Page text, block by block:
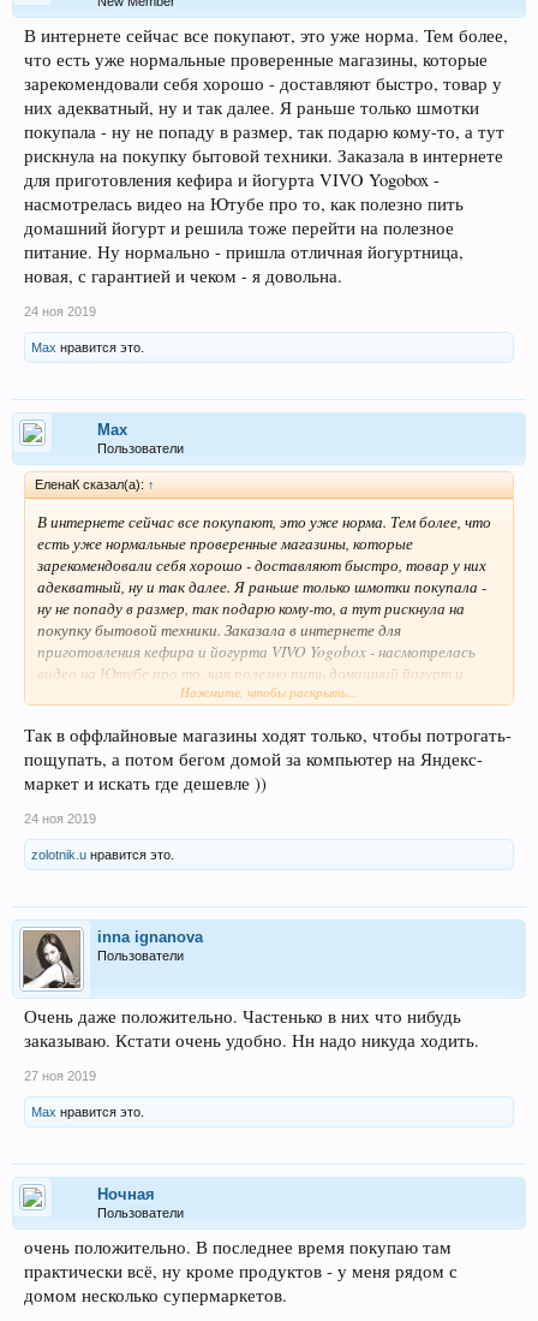
В интернете сейчас все покупают, это уже норма. Тем более,
что есть уже нормальные проверенные магазины, которые
зарекомендовали себя хорошо - доставляют быстро, товар у
них адекватный, ну и так далее. Я раньше только шмотки
покупала - ну не попаду в размер, так подарю кому-то, а тут
рискнула на покупку бытовой техники. Заказала в интернете
для приготовления кефира и йогурта VIVO Yogobox -
насмотрелась видео на Ютубе про то, как полезно пить
домашний йогурт и решила тоже перейти на полезное
питание. Ну нормально - пришла отличная йогуртница,
новая, с гарантией и чеком - я довольна.
24 ноя 2019
Max нравится это.
Max
Пользователи
ЕленаК сказал(а): ↑
В интернете сейчас все покупают, это уже норма. Тем более, что
есть уже нормальные проверенные магазины, которые
зарекомендовали себя хорошо - доставляют быстро, товар у них
адекватный, ну и так далее. Я раньше только шмотки покупала -
ну не попаду в размер, так подарю кому-то, а тут рискнула на
покупку бытовой техники. Заказала в интернете для
приготовления кефира и йогурта VIVO Yogobox - насмотрелась
видео на Ютубе про то, как полезно пить домашний йогурт и
решила тоже перейти на полезное питание. Ну нормально -
довольна.
Нажмите, чтобы раскрыть...
Так в оффлайновые магазины ходят только, чтобы потрогать-
пощупать, а потом бегом домой за компьютер на Яндекс-
маркет и искать где дешевле ))
24 ноя 2019
zolotnik.u нравится это.
inna ignanova
Пользователи
Очень даже положительно. Частенько в них что нибудь
заказываю. Кстати очень удобно. Нн надо никуда ходить.
27 ноя 2019
Max нравится это.
Ночная
Пользователи
очень положительно. В последнее время покупаю там
практически всё, ну кроме продуктов - у меня рядом с
домом несколько супермаркетов.